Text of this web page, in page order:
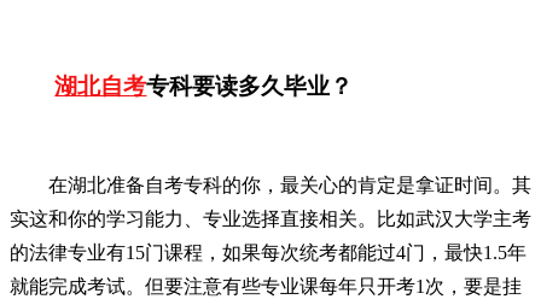
湖北自考专科要读多久毕业？
在湖北准备自考专科的你，最关心的肯定是拿证时间。其
实这和你的学习能力、专业选择直接相关。比如武汉大学主考
的法律专业有15门课程，如果每次统考都能过4门，最快1.5年
就能完成考试。但要注意有些专业课每年只开考1次，要是挂